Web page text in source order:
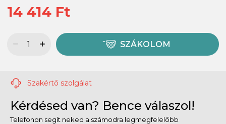
14 414 Ft
SZÁKOLOM
Szakértő szolgálat
Kérdésed van? Bence válaszol!
Telefonon segít neked a számodra legmegfelelőbb